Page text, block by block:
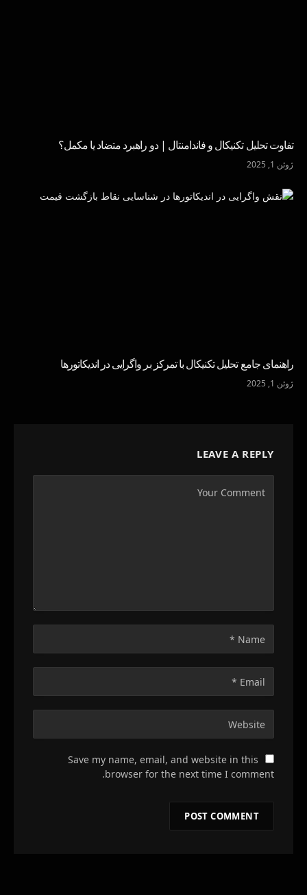
تفاوت تحلیل تکنیکال و فاندامنتال | دو راهبرد متضاد یا مکمل؟
ژوئن 1, 2025
راهنمای جامع تحلیل تکنیکال با تمرکز بر واگرایی در اندیکاتورها
ژوئن 1, 2025
LEAVE A REPLY
Save my name, email, and website in this
browser for the next time I comment.